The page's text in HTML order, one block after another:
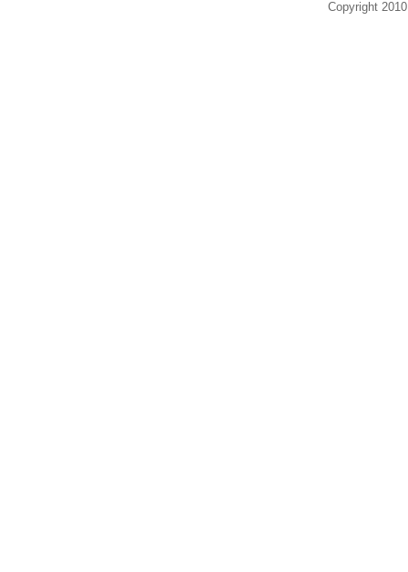
Copyright